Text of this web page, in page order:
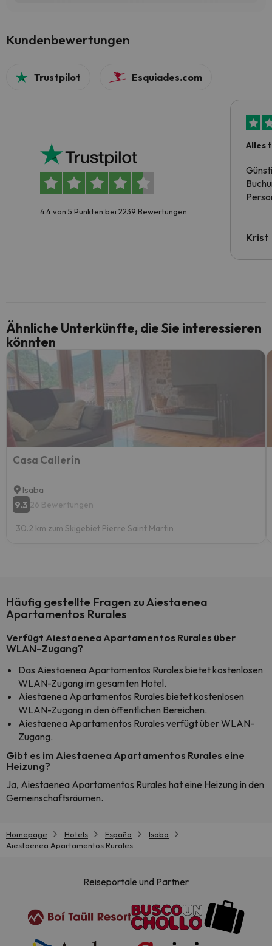
Kundenbewertungen
Trustpilot Esquiades.com
4.4 von 5 Punkten bei 2239 Bewertungen
Alles
Krist
Ähnliche Unterkünfte, die Sie interessieren
könnten
Casa Callerín
Isaba
9.3 26 Bewertungen
30.2 km zum Skigebiet Pierre Saint Martin
Häufig gestellte Fragen zu Aiestaenea
Apartamentos Rurales
Verfügt Aiestaenea Apartamentos Rurales über
WLAN-Zugang?
Das Aiestaenea Apartamentos Rurales bietet kostenlosen
WLAN-Zugang im gesamten Hotel.
Aiestaenea Apartamentos Rurales bietet kostenlosen
WLAN-Zugang in den öffentlichen Bereichen.
Aiestaenea Apartamentos Rurales verfügt über WLAN-
Zugang.
Gibt es im Aiestaenea Apartamentos Rurales eine
Heizung?
Ja, Aiestaenea Apartamentos Rurales hat eine Heizung in den
Gemeinschaftsräumen.
Homepage Hotels España
Isaba
Aiestaenea Apartamentos Rurales
Reiseportale und Partner